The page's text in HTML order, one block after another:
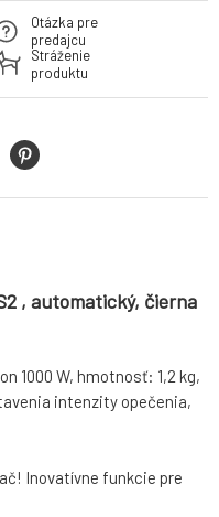
Otázka pre
predajcu
Stráženie
produktu
, automatický, čierna
1000 W, hmotnosť: 1,2 kg,
intenzity opečenia,
Inovatívne funkcie pre